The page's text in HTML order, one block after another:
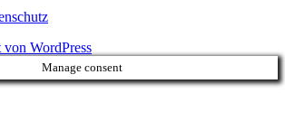
WordPress
Manage consent